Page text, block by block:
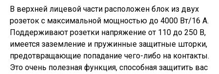
В верхней лицевой части расположен блок из двух
розеток с максимальной мощностью до 4000 Вт/16 А.
Поддерживают розетки напряжение от 110 до 250 В,
имеется заземление и пружинные защитные шторки,
предотвращающие попадание чего-либо на контакты.
Это очень полезная функция, способная защитить вас